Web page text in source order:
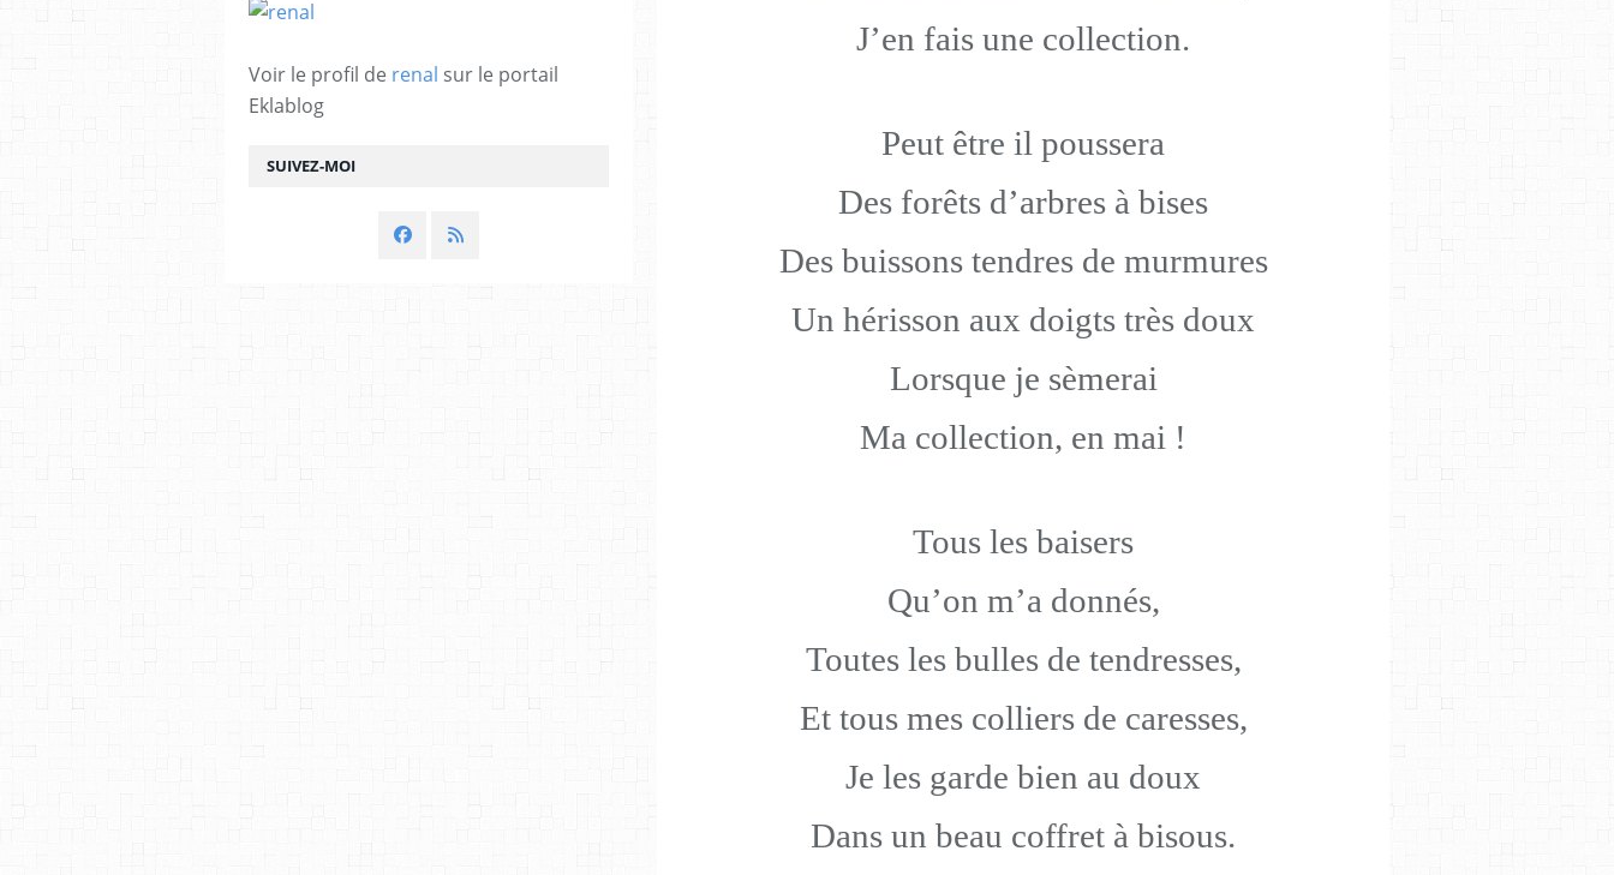
J’en fais une collection.
Peut être il poussera
Des forêts d’arbres à bises
Des buissons tendres de murmures
Un hérisson aux doigts très doux
Lorsque je sèmerai
Ma collection, en mai !
Tous les baisers
Qu’on m’a donnés,
Toutes les bulles de tendresses,
Et tous mes colliers de caresses,
Je les garde bien au doux
Dans un beau coffret à bisous.
SUIVEZ-MOI
Voir le profil de renal sur le portail
Eklablog